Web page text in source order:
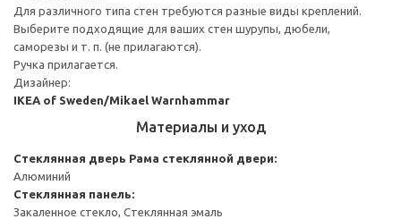
Для различного типа стен требуются разные виды креплений.
Выберите подходящие для ваших стен шурупы, дюбели,
саморезы и т. п. (не прилагаются).
Ручка прилагается.
Дизайнер:
IKEA of Sweden/Mikael Warnhammar
Материалы и уход
Стеклянная дверь Рама стеклянной двери:
Алюминий
Стеклянная панель:
Закаленное стекло, Стеклянная эмаль